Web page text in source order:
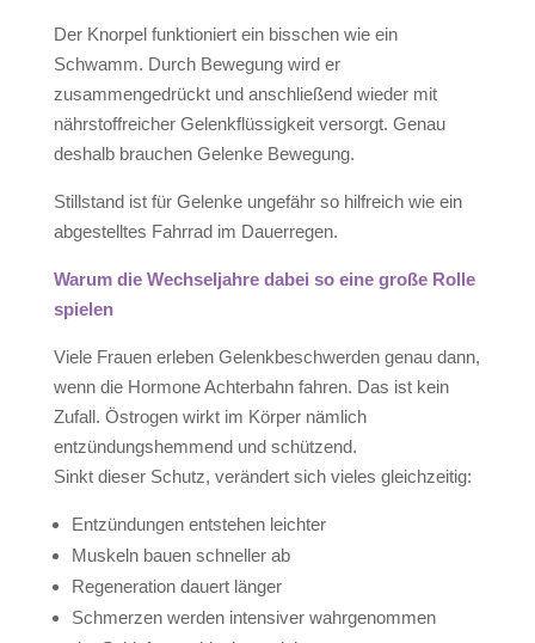
Der Knorpel funktioniert ein bisschen wie ein
Schwamm. Durch Bewegung wird er
zusammengedrückt und anschließend wieder mit
nährstoffreicher Gelenkflüssigkeit versorgt. Genau
deshalb brauchen Gelenke Bewegung.
Stillstand ist für Gelenke ungefähr so hilfreich wie ein
abgestelltes Fahrrad im Dauerregen.
Warum die Wechseljahre dabei so eine große Rolle
spielen
Viele Frauen erleben Gelenkbeschwerden genau dann,
wenn die Hormone Achterbahn fahren. Das ist kein
Zufall. Östrogen wirkt im Körper nämlich
entzündungshemmend und schützend.
Sinkt dieser Schutz, verändert sich vieles gleichzeitig:
Entzündungen entstehen leichter
Muskeln bauen schneller ab
Regeneration dauert länger
Schmerzen werden intensiver wahrgenommen